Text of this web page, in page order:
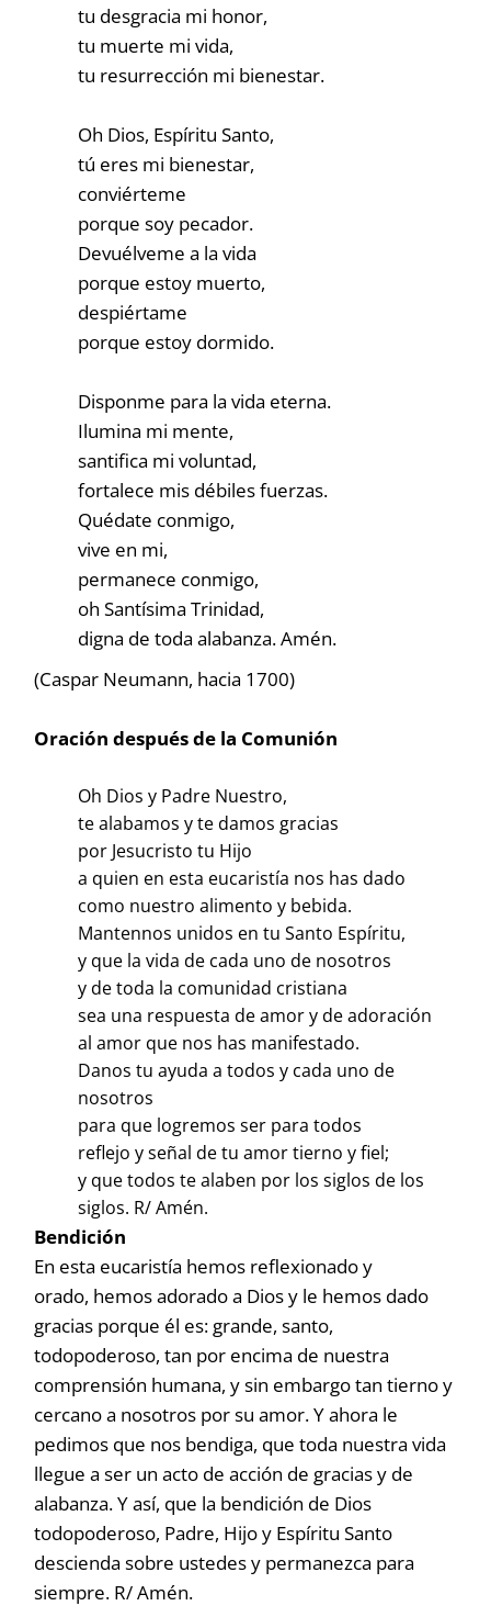
tu desgracia mi honor,
tu muerte mi vida,
tu resurrección mi bienestar.
Oh Dios, Espíritu Santo,
tú eres mi bienestar,
conviérteme
porque soy pecador.
Devuélveme a la vida
porque estoy muerto,
despiértame
porque estoy dormido.
Disponme para la vida eterna.
Ilumina mi mente,
santifica mi voluntad,
fortalece mis débiles fuerzas.
Quédate conmigo,
vive en mi,
permanece conmigo,
oh Santísima Trinidad,
digna de toda alabanza. Amén.
(Caspar Neumann, hacia 1700)
Oración después de la Comunión
Oh Dios y Padre Nuestro,
te alabamos y te damos gracias
por Jesucristo tu Hijo
a quien en esta eucaristía nos has dado
como nuestro alimento y bebida.
Mantennos unidos en tu Santo Espíritu,
y que la vida de cada uno de nosotros
y de toda la comunidad cristiana
sea una respuesta de amor y de adoración
al amor que nos has manifestado.
Danos tu ayuda a todos y cada uno de
nosotros
para que logremos ser para todos
reflejo y señal de tu amor tierno y fiel;
y que todos te alaben por los siglos de los
siglos. R/ Amén.
Bendición
En esta eucaristía hemos reflexionado y
orado, hemos adorado a Dios y le hemos dado
gracias porque él es: grande, santo,
todopoderoso, tan por encima de nuestra
comprensión humana, y sin embargo tan tierno y
cercano a nosotros por su amor. Y ahora le
pedimos que nos bendiga, que toda nuestra vida
llegue a ser un acto de acción de gracias y de
alabanza. Y así, que la bendición de Dios
todopoderoso, Padre, Hijo y Espíritu Santo
descienda sobre ustedes y permanezca para
siempre. R/ Amén.